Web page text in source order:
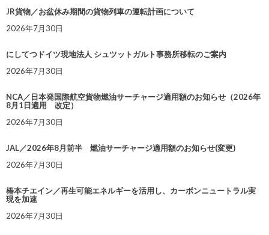
JR貨物／お盆休み期間の貨物列車の運転計画について
2026年7月30日
にしてつドイツ現地法人 シュツットガルト事務所移転のご案内
2026年7月30日
NCA／日本発国際航空貨物燃油サーチャージ適用額のお知らせ（2026年
8月1日適用 改定）
2026年7月30日
JAL／2026年8月前半 燃油サーチャージ適用額のお知らせ(変更)
2026年7月30日
椿本チエイン／再生可能エネルギーを活用し、カーボンニュートラル実
現を加速
2026年7月30日